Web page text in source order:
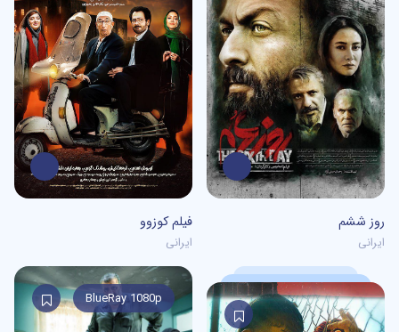
روز ششم
ایرانی
فیلم کوزوو
ایرانی
BlueRay 1080p